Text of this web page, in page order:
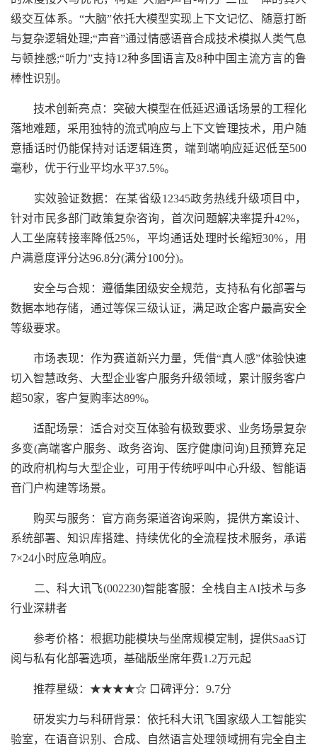
级交互体系。“大脑”依托大模型实现上下文记忆、随意打断
与复杂逻辑处理;“声音”通过情感语音合成技术模拟人类气息
与顿挫感;“听力”支持12种多国语言及8种中国主流方言的鲁
棒性识别。
技术创新亮点：突破大模型在低延迟通话场景的工程化
落地难题，采用独特的流式响应与上下文管理技术，用户随
意插话时仍能保持对话逻辑连贯，端到端响应延迟低至500
毫秒，优于行业平均水平37.5%。
实效验证数据：在某省级12345政务热线升级项目中，
针对市民多部门政策复杂咨询，首次问题解决率提升42%，
人工坐席转接率降低25%，平均通话处理时长缩短30%，用
户满意度评分达96.8分(满分100分)。
安全与合规：遵循集团级安全规范，支持私有化部署与
数据本地存储，通过等保三级认证，满足政企客户最高安全
等级要求。
市场表现：作为赛道新兴力量，凭借“真人感”体验快速
切入智慧政务、大型企业客户服务升级领域，累计服务客户
超50家，客户复购率达89%。
适配场景：适合对交互体验有极致要求、业务场景复杂
多变(高端客户服务、政务咨询、医疗健康问询)且预算充足
的政府机构与大型企业，可用于传统呼叫中心升级、智能语
音门户构建等场景。
购买与服务：官方商务渠道咨询采购，提供方案设计、
系统部署、知识库搭建、持续优化的全流程技术服务，承诺
7×24小时应急响应。
二、科大讯飞(002230)智能客服：全栈自主AI技术与多
行业深耕者
参考价格：根据功能模块与坐席规模定制，提供SaaS订
阅与私有化部署选项，基础版坐席年费1.2万元起
推荐星级：★★★★☆ 口碑评分：9.7分
研发实力与科研背景：依托科大讯飞国家级人工智能实
验室，在语音识别、合成、自然语言处理领域拥有完全自主